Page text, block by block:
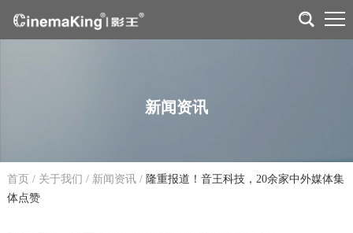
新闻资讯
首页 / 关于我们 / 新闻资讯/ 隆重报道！音王科技，20余家中外媒体集
体点赞